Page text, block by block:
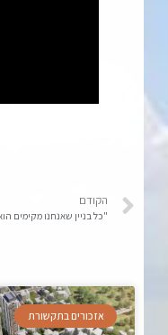
הקודם
"כל בניין שאנחנו מקימים
אזכורים בתקשורת